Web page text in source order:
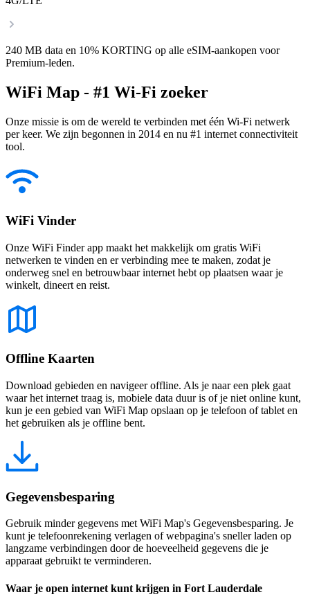
240 MB data en 10% KORTING op alle eSIM-aankopen voor
Premium-leden.
WiFi Map - #1 Wi-Fi zoeker
Onze missie is om de wereld te verbinden met één Wi-Fi netwerk
per keer. We zijn begonnen in 2014 en nu #1 internet connectiviteit
tool.
WiFi Vinder
Onze WiFi Finder app maakt het makkelijk om gratis WiFi
netwerken te vinden en er verbinding mee te maken, zodat je
onderweg snel en betrouwbaar internet hebt op plaatsen waar je
winkelt, dineert en reist.
Offline Kaarten
Download gebieden en navigeer offline. Als je naar een plek gaat
waar het internet traag is, mobiele data duur is of je niet online kunt,
kun je een gebied van WiFi Map opslaan op je telefoon of tablet en
het gebruiken als je offline bent.
Gegevensbesparing
Gebruik minder gegevens met WiFi Map's Gegevensbesparing. Je
kunt je telefoonrekening verlagen of webpagina's sneller laden op
langzame verbindingen door de hoeveelheid gegevens die je
apparaat gebruikt te verminderen.
Waar je open internet kunt krijgen in Fort Lauderdale